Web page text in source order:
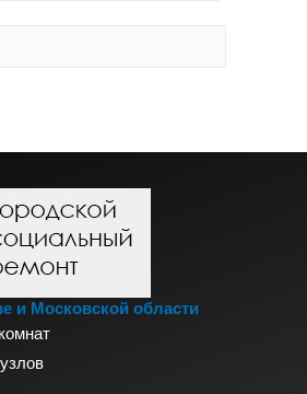
и Московской области